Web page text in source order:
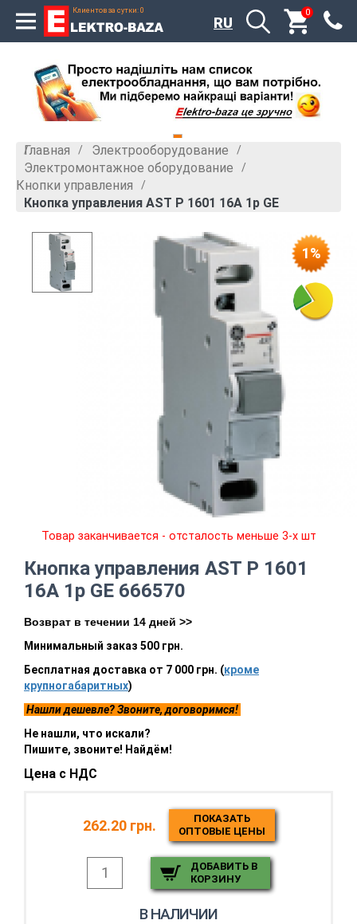
Клиентов за сутки: 0 0
RU
Главная » Электрооборудование »
Электромонтажное оборудование »
Кнопки управления »
Кнопка управления AST P 1601 16A 1p GE
1%
Товар заканчивается - отсталость меньше 3-х шт
Кнопка управления AST P 1601
16A 1p GE 666570
Возврат в течении 14 дней >>
Минимальный заказ 500 грн.
Бесплатная доставка от 7 000 грн. (кроме
крупногабаритных)
Нашли дешевле? Звоните, договоримся!
Не нашли, что искали?
Пишите, звоните! Найдём!
Цена с НДС
262.20 грн.
ПОКАЗАТЬ
ОПТОВЫЕ ЦЕНЫ
ДОБАВИТЬ В
КОРЗИНУ
В НАЛИЧИИ